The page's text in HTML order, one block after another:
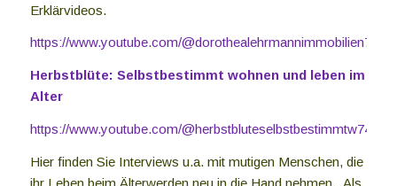
Erklärvideos.
https://www.youtube.com/@dorothealehrmannimmobilien7039
Herbstblüte: Selbstbestimmt wohnen und leben im
Alter
https://www.youtube.com/@herbstbluteselbstbestimmtw7439/
Hier finden Sie Interviews u.a. mit mutigen Menschen, die
ihr Leben beim Älterwerden neu in die Hand nehmen. Als